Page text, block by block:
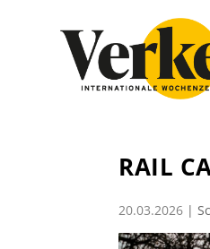
RAIL
20.03.2026 |